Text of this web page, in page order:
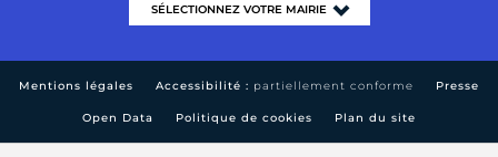
Mentions légales Accessibilité : partiellement conforme Presse
Open Data Politique de cookies Plan du site